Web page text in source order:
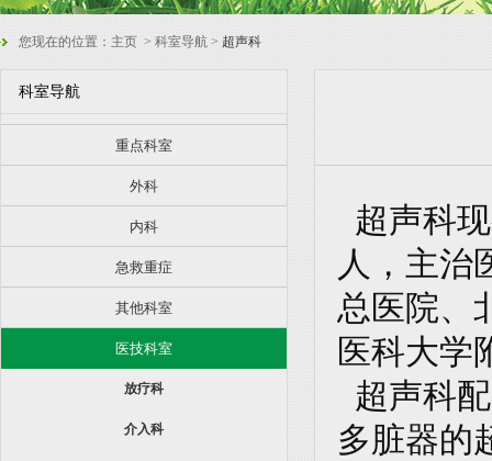
您现在的位置： 主页 > 科室导航 > 超声科
科室导航
重点科室
外科
内科
急救重症
其他科室
医技科室
放疗科
介入科
超声科
人，主治
总医院、
医科大学
超声科
多脏器的